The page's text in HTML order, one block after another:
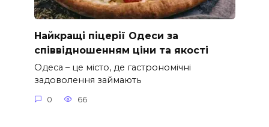
Найкращі піцерії Одеси за
співвідношенням ціни та якості
Одеса – це місто, де гастрономічні
задоволення займають
0 66